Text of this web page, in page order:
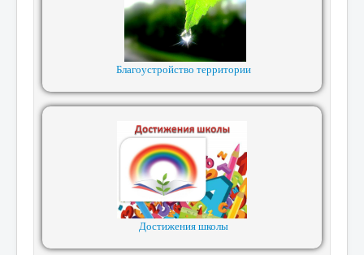
Благоустройство территории
Достижения школы